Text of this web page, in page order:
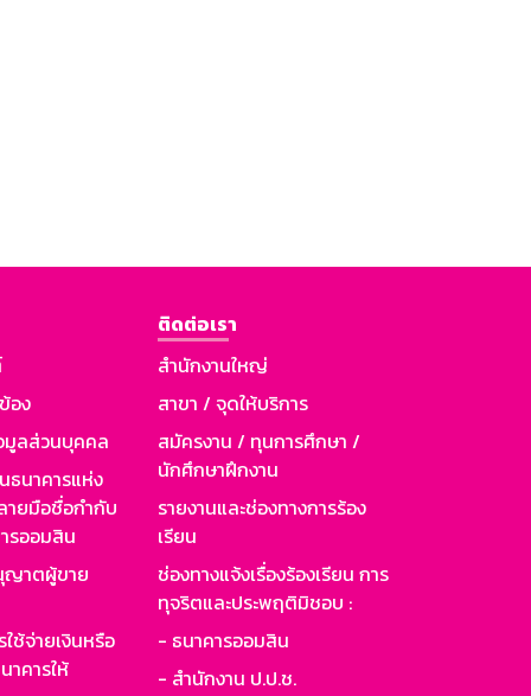
อง
มูลส่วนบุคคล
นาคารแห่ง
ายมือชื่อกำกับ
รออมสิน
ญาตผู้ขาย
ช้จ่ายเงินหรือ
คารให้
ติดต่อเรา
สำนักงานใหญ่
สาขา / จุดให้บริการ
สมัครงาน / ทุนการศึกษา /
นักศึกษาฝึกงาน
รายงานและช่องทางการร้อง
เรียน
ช่องทางแจ้งเรื่องร้องเรียน การ
ทุจริตและประพฤติมิชอบ :
- ธนาคารออมสิน
- สำนักงาน ป.ป.ช.